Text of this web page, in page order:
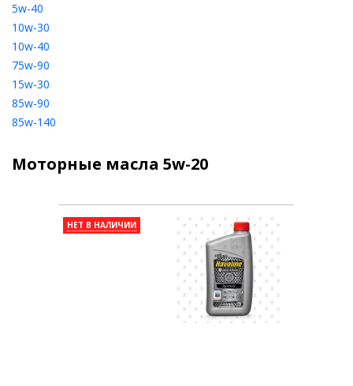
5w-40
10w-30
10w-40
75w-90
15w-30
85w-90
85w-140
Моторные масла 5w-20
НЕТ В НАЛИЧИИ